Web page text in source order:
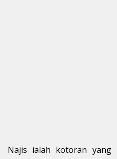
Najis ialah kotoran yang